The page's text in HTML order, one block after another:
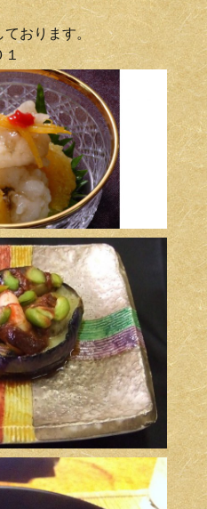
おります。